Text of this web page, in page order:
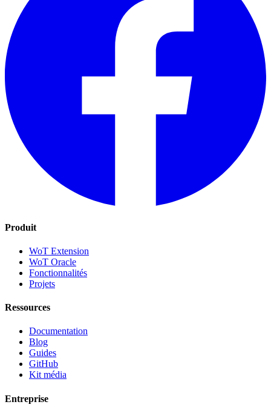
Produit
WoT Extension
WoT Oracle
Fonctionnalités
Projets
Ressources
Documentation
Blog
Guides
GitHub
Kit média
Entreprise